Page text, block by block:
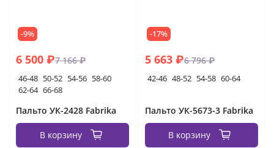
-9%
6 500 ₽7 166 ₽
46-48 50-52 54-56 58-60
62-64 66-68
Пальто УК-2428 Fabrika
В корзину
-17%
5 663 ₽6 796 ₽
42-46 48-52 54-58 60-64
Пальто УК-5673-3 Fabrika
В корзину